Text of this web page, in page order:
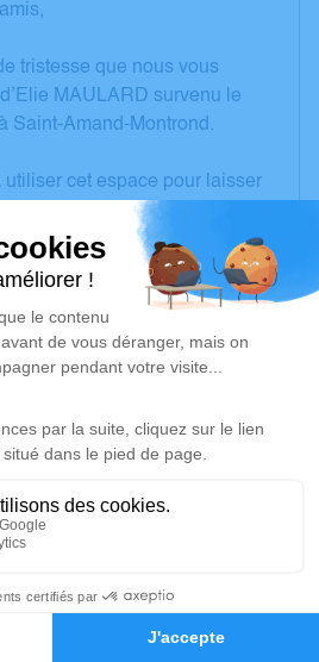
Hommages
tristesse que nous vous
MAULARD survenu le
Saint-Amand-Montrond.
utiliser cet espace pour laisser
des photos souvenirs,
vos pensées à travers des
Cet endroit est un lieu
honorer la mémoire d’Elie
d’arbre hommage est
Je rends hommage
Montrond
Montrond